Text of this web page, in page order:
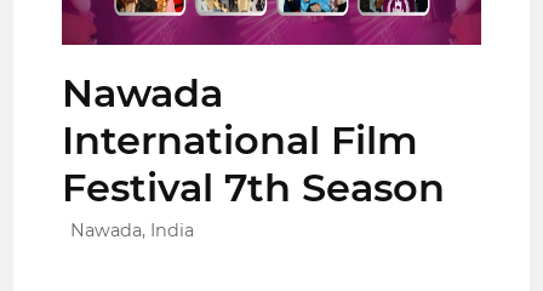
Nawada
International Film
Festival 7th Season
Nawada, India